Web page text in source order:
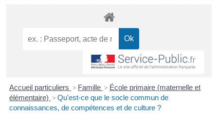
Accueil particuliers > Famille > École primaire (maternelle et
élémentaire) > Qu'est-ce que le socle commun de
connaissances, de compétences et de culture ?